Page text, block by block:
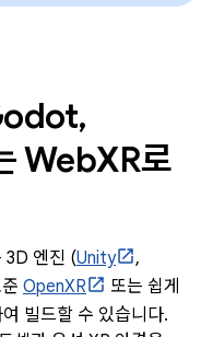
WebXR로
3D 엔진 (Unity
,
OpenXR
또는 쉽게
빌드할 수 있습니다.